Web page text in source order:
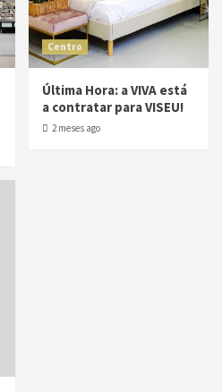
Centro
Última Hora: a VIVA está
a contratar para VISEU!
2 meses ago